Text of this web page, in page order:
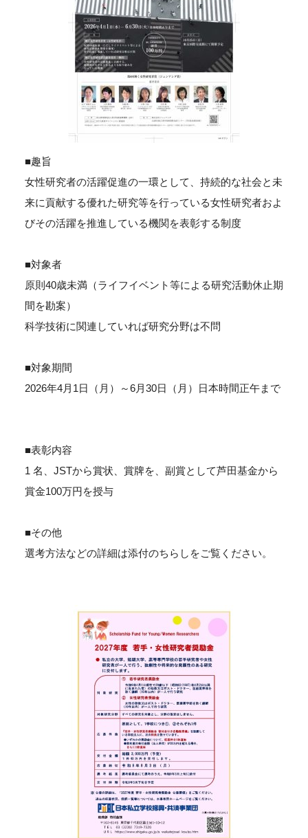
■趣旨
女性研究者の活躍促進の一環として、持続的な社会と未
来に貢献する優れた研究等を行っている女性研究者およ
びその活躍を推進している機関を表彰する制度
■対象者
原則40歳未満（ライフイベント等による研究活動休止期
間を勘案）
科学技術に関連していれば研究分野は不問
■対象期間
2026年4月1日（月）～6月30日（月）日本時間正午まで
■表彰内容
1 名、JSTから賞状、賞牌を、副賞として芦田基金から
賞金100万円を授与
■その他
選考方法などの詳細は添付のちらしをご覧ください。